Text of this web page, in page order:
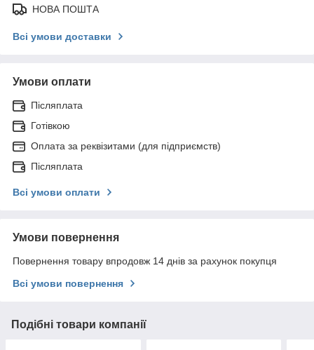
НОВА ПОШТА
Всі умови доставки
Умови оплати
Післяплата
Готівкою
Оплата за реквізитами (для підприємств)
Післяплата
Всі умови оплати
Умови повернення
Повернення товару впродовж 14 днів за рахунок покупця
Всі умови повернення
Подібні товари компанії